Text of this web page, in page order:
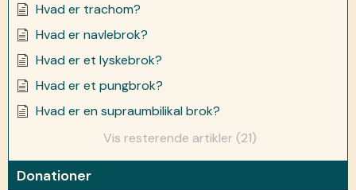
Hvad er trachom?
Hvad er navlebrok?
Hvad er et lyskebrok?
Hvad er et pungbrok?
Hvad er en supraumbilikal brok?
Vis resterende artikler (21)
Donationer